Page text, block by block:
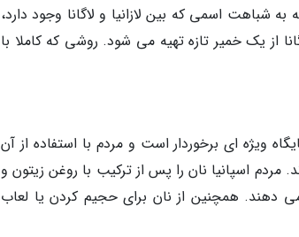
شباهت اسمی که بین لازانیا و لاگانا وجود دارد،
از یک خمیر تازه تهیه می شود. روشی که کاملا با
ویژه ای برخوردار است و مردم با استفاده از آن
مردم اسپانیا نان را پس از ترکیب با روغن زیتون و
می دهند. همچنین از نان برای حجیم کردن یا لعاب